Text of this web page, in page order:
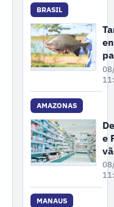
BRASIL
de
do
AMAZONAS
e
MANAUS